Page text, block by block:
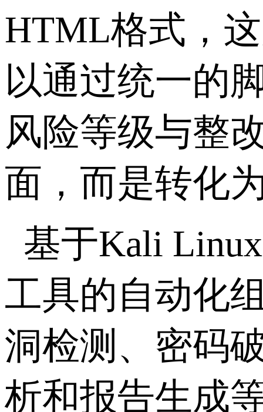
HTML格式，
以通过统一的
风险等级与整
面，而是转化
基于Kali Linux
工具的自动化
洞检测、密码
析和报告生成